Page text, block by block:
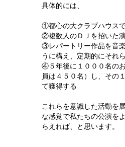
具体的には、
①都心の大クラブハウス
②複数人のＤＪを招いた
③レパートリー作品を音
うに構え、定期的にそれ
④５年後に１０００名の
員は４５０名）し、その
て獲得する
これらを意識した活動を
な感覚で私たちの公演を
らえれば、と思います。